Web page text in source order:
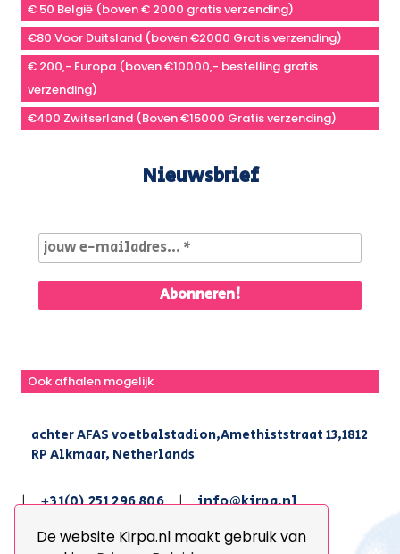
De website Kirpa.nl maakt gebruik van
€ 50 België (boven € 2000 gratis verzending)
€80 Voor Duitsland (boven €2000 Gratis verzending)
€ 200,- Europa (boven €10000,- bestelling gratis
verzending)
€400 Zwitserland (Boven €15000 Gratis verzending)
Nieuwsbrief
Ook afhalen mogelijk
achter AFAS voetbalstadion,Amethiststraat 13,1812
RP Alkmaar, Netherlands
| +31(0) 251 296 806 | info@kirpa.nl
© 2026 Kirpa. All Rights Reserved.